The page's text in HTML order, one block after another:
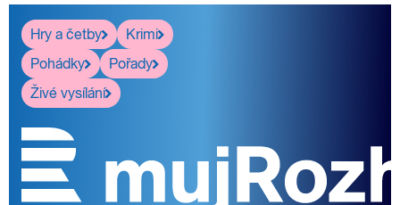
Hry a četby
Krimi
Pohádky
Pořady
Živé vysílání